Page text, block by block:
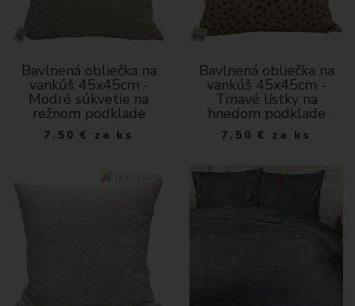
Bavlnená obliečka na
vankúš 45x45cm -
Modré súkvetie na
režnom podklade
7.50 € za ks
Bavlnená obliečka na
vankúš 45x45cm -
Tmavé lístky na
hnedom podklade
7.50 € za ks